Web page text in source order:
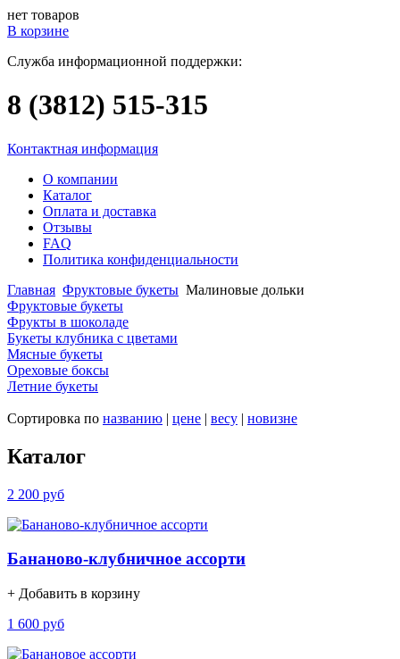
нет товаров
В корзине
Служба информационной поддержки:
8 (3812) 515-315
Контактная информация
О компании
Каталог
Оплата и доставка
Отзывы
FAQ
Политика конфиденциальности
Главная Фруктовые букеты Малиновые дольки
Фруктовые букеты
Фрукты в шоколаде
Букеты клубника с цветами
Мясные букеты
Ореховые боксы
Летние букеты
Сортировка по названию | цене | весу | новизне
Каталог
2 200 руб
Бананово-клубничное ассорти
+ Добавить в корзину
1 600 руб